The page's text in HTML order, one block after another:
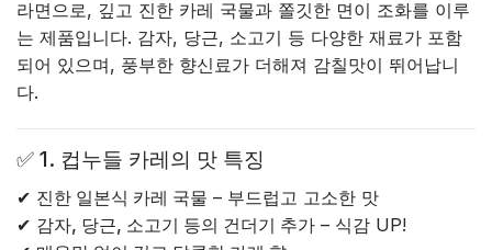
라면으로, 깊고 진한 카레 국물과 쫄깃한 면이 조화를 이루
는 제품입니다. 감자, 당근, 소고기 등 다양한 재료가 포함
되어 있으며, 풍부한 향신료가 더해져 감칠맛이 뛰어납니
다.
✅ 1. 컵누들 카레의 맛 특징
✔ 진한 일본식 카레 국물 – 부드럽고 고소한 맛
✔ 감자, 당근, 소고기 등의 건더기 추가 – 식감 UP!